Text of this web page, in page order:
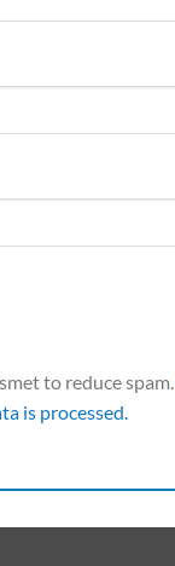
to reduce spam.
is processed.